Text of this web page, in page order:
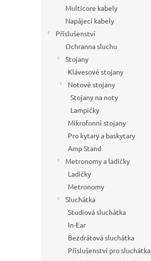
Multicore kabely
Napájecí kabely
Příslušenství
Ochranna sluchu
Stojany
Klávesové stojany
Notové stojany
Stojany na noty
Lampičky
Mikrofonní stojany
Pro kytary a baskytary
Amp Stand
Metronomy a ladičky
Ladičky
Metronomy
Sluchátka
Studiová sluchátka
In-Ear
Bezdrátová sluchátka
Příslušenství pro sluchátka